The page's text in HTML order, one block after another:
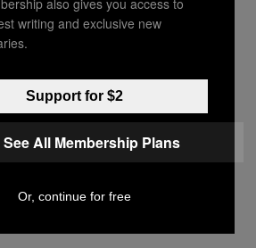
ist halt richtig ungesund.
könnte gesundes Essen
und bequem wäre, aber
erst bestimmte
So was wie
Gemüse.
writing and exclusive new
Support for $2
See All Membership Plans
Or, continue for free